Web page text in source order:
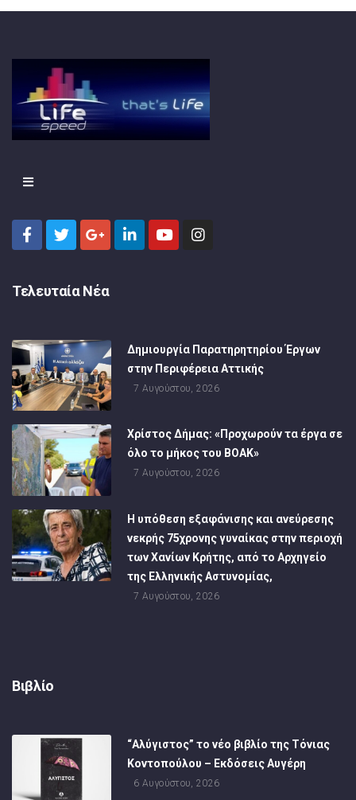
Τελευταία Νέα
Δημιουργία Παρατηρητηρίου Έργων
στην Περιφέρεια Αττικής
7 Αυγούστου, 2026
Χρίστος Δήμας: «Προχωρούν τα έργα σε
όλο το μήκος του ΒΟΑΚ»
7 Αυγούστου, 2026
Η υπόθεση εξαφάνισης και ανεύρεσης
νεκρής 75χρονης γυναίκας στην περιοχή
των Χανίων Κρήτης, από το Αρχηγείο
της Ελληνικής Αστυνομίας,
7 Αυγούστου, 2026
Βιβλίο
“Αλύγιστος” το νέο βιβλίο της Τόνιας
Κοντοπούλου – Εκδόσεις Αυγέρη
6 Αυγούστου, 2026